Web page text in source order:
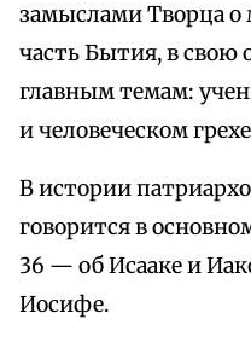
замыслами Творца о
часть Бытия, в свою
главным темам:
и человеческом грехе
В истории
говорится в
36 — об Исааке и
Иосифе.